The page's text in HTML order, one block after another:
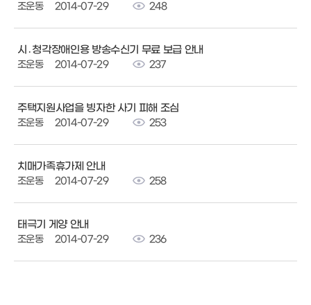
조운동 2014-07-29 248
시․청각장애인용 방송수신기 무료 보급 안내
조운동 2014-07-29 237
주택지원사업을 빙자한 사기 피해 조심
조운동 2014-07-29 253
치매가족휴가제 안내
조운동 2014-07-29 258
태극기 게양 안내
조운동 2014-07-29 236